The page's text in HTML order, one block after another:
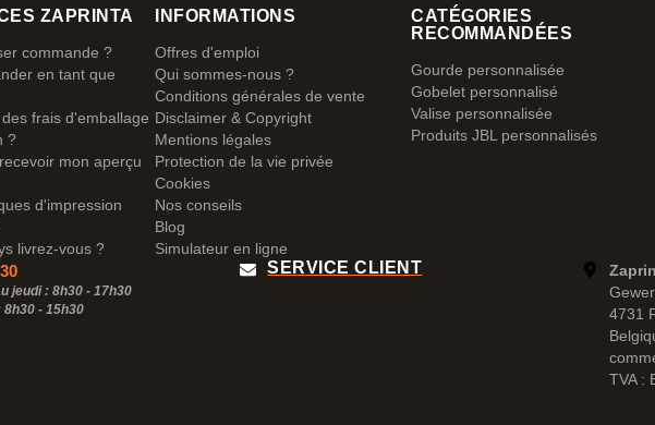
ZAPRINTA
commande ?
en tant que
frais d'emballage
?
mon aperçu
d'impression
livrez-vous ?
INFORMATIONS
Offres d'emploi
Qui sommes-nous ?
Conditions générales de vente
Disclaimer & Copyright
Mentions légales
Protection de la vie privée
Cookies
Nos conseils
Blog
Simulateur en ligne
CATÉGORIES
RECOMMANDÉES
Gourde personnalisée
Gobelet personnalisé
Valise personnalisée
Produits JBL personnalisés
jeudi : 8h30 - 17h30
8h30 - 15h30
SERVICE CLIENT
4731
TVA :